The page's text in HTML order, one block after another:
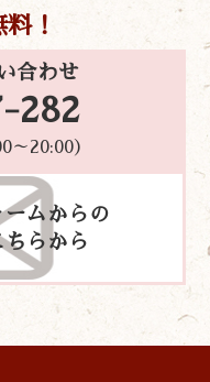
！
合わせ
282
～20:00）
ムからの
らから